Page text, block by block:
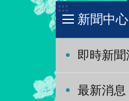
:::
新聞中心
即時新
最新消息